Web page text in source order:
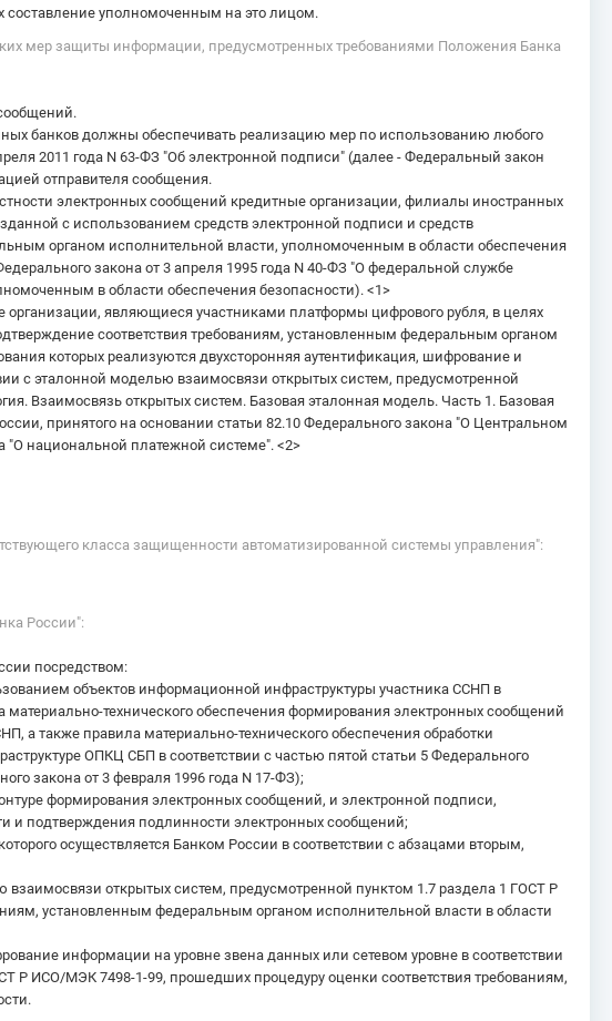
составление уполномоченным на это лицом.
мер защиты информации, предусмотренных требованиями Положения Банка
банков должны обеспечивать реализацию мер по использованию любого
2011 года N 63-ФЗ "Об электронной подписи" (далее - Федеральный закон
отправителя сообщения.
электронных сообщений кредитные организации, филиалы иностранных
с использованием средств электронной подписи и средств
органом исполнительной власти, уполномоченным в области обеспечения
закона от 3 апреля 1995 года N 40-ФЗ "О федеральной службе
в области обеспечения безопасности). <1>
являющиеся участниками платформы цифрового рубля, в целях
соответствия требованиям, установленным федеральным органом
которых реализуются двухсторонняя аутентификация, шифрование и
с эталонной моделью взаимосвязи открытых систем, предусмотренной
Взаимосвязь открытых систем. Базовая эталонная модель. Часть 1. Базовая
принятого на основании статьи 82.10 Федерального закона "О Центральном
"О национальной платежной системе". <2>
класса защищенности автоматизированной системы управления":
России":
посредством:
объектов информационной инфраструктуры участника ССНП в
технического обеспечения формирования электронных сообщений
а также правила материально-технического обеспечения обработки
ОПКЦ СБП в соответствии с частью пятой статьи 5 Федерального
закона от 3 февраля 1996 года N 17-ФЗ);
формирования электронных сообщений, и электронной подписи,
и подтверждения подлинности электронных сообщений;
осуществляется Банком России в соответствии с абзацами вторым,
открытых систем, предусмотренной пунктом 1.7 раздела 1 ГОСТ Р
установленным федеральным органом исполнительной власти в области
информации на уровне звена данных или сетевом уровне в соответствии
Р ИСО/МЭК 7498-1-99, прошедших процедуру оценки соответствия требованиям,